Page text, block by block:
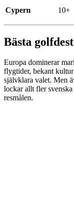
Cypern 10+
Bästa
Europa dominerar
flygtider, bekant
självklara valet. Men
lockar allt fler
resmålen.